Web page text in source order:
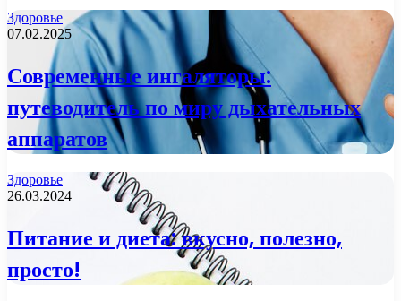
Здоровье
07.02.2025
Современные ингаляторы:
путеводитель по миру дыхательных
аппаратов
Здоровье
26.03.2024
Питание и диета: вкусно, полезно,
просто!